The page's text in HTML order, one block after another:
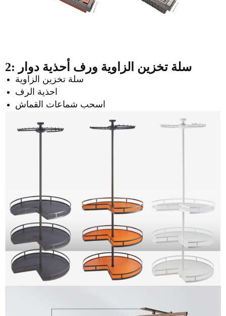
2: سلة تخزين الزاوية ورف أحذية دوار
سلة تخزين الزاوية
احذية الرف
اسحب شماعات القماش